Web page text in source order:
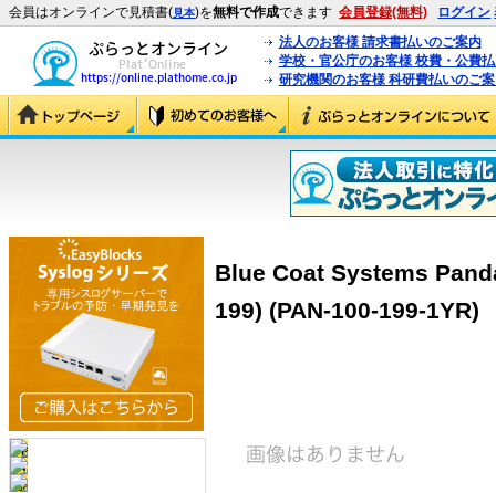
会員はオンラインで見積書(見本)を無料で作成できます 会員登録(無料) ログイン
法人のお客様 請求書払いのご案内
学校・官公庁のお客様 校費・公費
研究機関のお客様 科研費払いのご
Blue Coat Systems
199) (PAN-100-199-1YR)